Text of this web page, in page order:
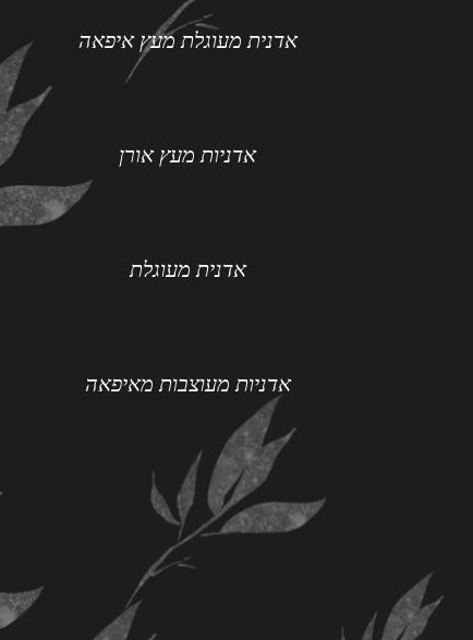
אדנית מעוגלת מעץ איפאה
אדניות מעץ אורן
אדנית מעוגלת
אדניות מעוצבות מאיפאה